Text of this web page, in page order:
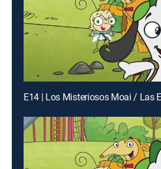
E14 | Los Misteriosos Moai / Las